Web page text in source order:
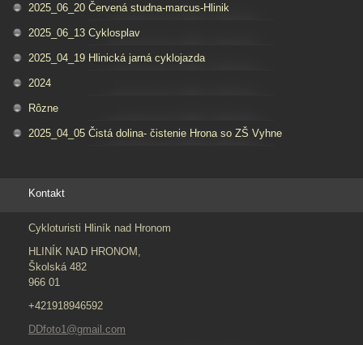
2025_06_20 Červená studna-marcus-Hlinik
2025_06_13 Cyklosplav
2025_04_19 Hlinická jarná cyklojazda
2024
Rôzne
2025_04_05 Čistá dolina- čistenie Hrona so ZŠ Vyhne
Kontakt
Cykloturisti Hliník nad Hronom
HLINÍK NAD HRONOM,
Školská 482
966 01
+421918946592
DDfoto1@gmail.com